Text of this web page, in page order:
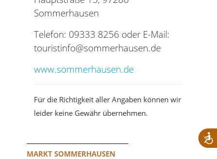
Sommerhausen
Telefon: 09333 8256 oder E-Mail:
touristinfo@sommerhausen.de
www.sommerhausen.de
Für die Richtigkeit aller Angaben können wir
leider keine Gewähr übernehmen.
MARKT SOMMERHAUSEN